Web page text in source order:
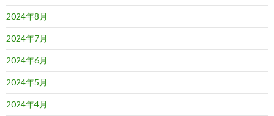
2024年8月
2024年7月
2024年6月
2024年5月
2024年4月